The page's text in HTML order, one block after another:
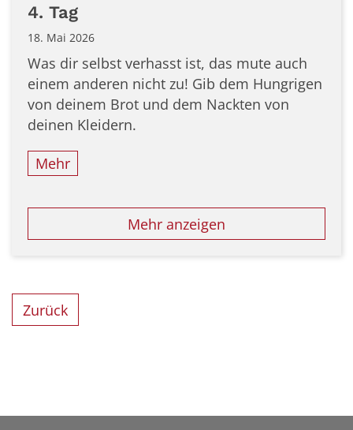
4. Tag
18. Mai 2026
Was dir selbst verhasst ist, das mute auch
einem anderen nicht zu! Gib dem Hungrigen
von deinem Brot und dem Nackten von
deinen Kleidern.
Mehr
Mehr anzeigen
Zurück